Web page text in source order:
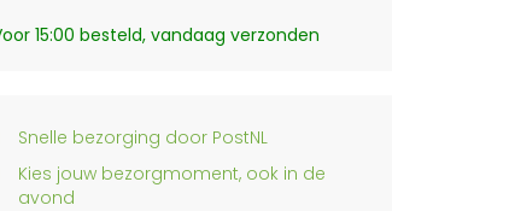
15:00 besteld, vandaag verzonden
Snelle bezorging door PostNL
Kies jouw bezorgmoment, ook in de
avond